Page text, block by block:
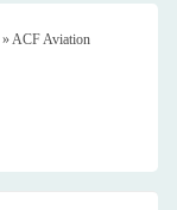
»ACF Aviation